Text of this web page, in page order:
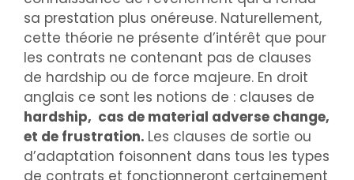
sa prestation plus onéreuse. Naturellement,
cette théorie ne présente d’intérêt que pour
les contrats ne contenant pas de clauses
de hardship ou de force majeure. En droit
anglais ce sont les notions de : clauses de
hardship, cas de material adverse change,
et de frustration. Les clauses de sortie ou
d’adaptation foisonnent dans tous les types